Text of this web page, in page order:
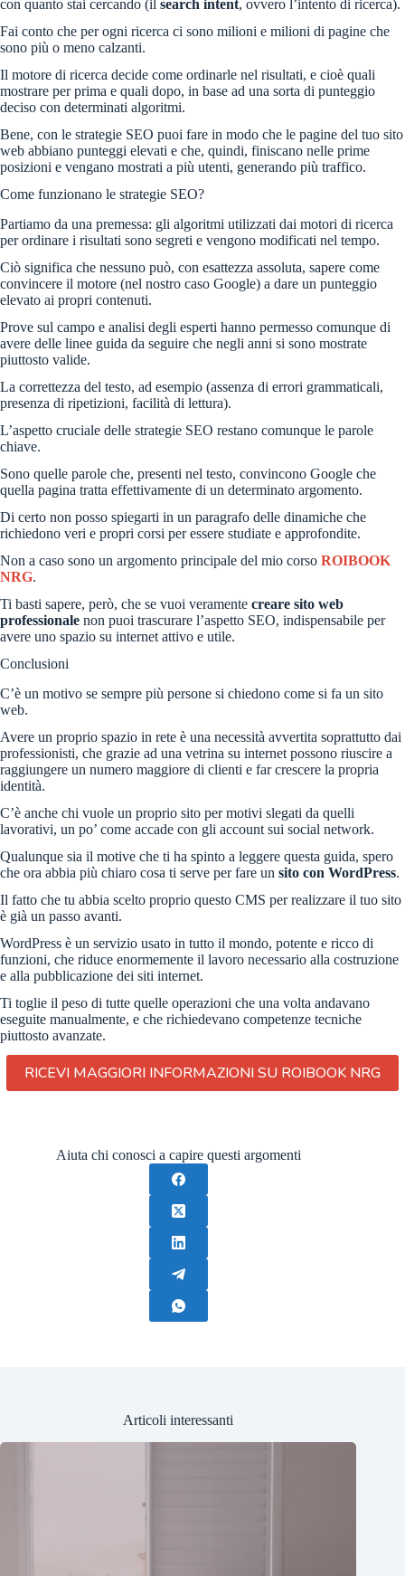
con quanto stai cercando (il search intent, ovvero l’intento di ricerca).
Fai conto che per ogni ricerca ci sono milioni e milioni di pagine che
sono più o meno calzanti.
Il motore di ricerca decide come ordinarle nel risultati, e cioè quali
mostrare per prima e quali dopo, in base ad una sorta di punteggio
deciso con determinati algoritmi.
Bene, con le strategie SEO puoi fare in modo che le pagine del tuo sito
web abbiano punteggi elevati e che, quindi, finiscano nelle prime
posizioni e vengano mostrati a più utenti, generando più traffico.
Come funzionano le strategie SEO?
Partiamo da una premessa: gli algoritmi utilizzati dai motori di ricerca
per ordinare i risultati sono segreti e vengono modificati nel tempo.
Ciò significa che nessuno può, con esattezza assoluta, sapere come
convincere il motore (nel nostro caso Google) a dare un punteggio
elevato ai propri contenuti.
Prove sul campo e analisi degli esperti hanno permesso comunque di
avere delle linee guida da seguire che negli anni si sono mostrate
piuttosto valide.
La correttezza del testo, ad esempio (assenza di errori grammaticali,
presenza di ripetizioni, facilità di lettura).
L’aspetto cruciale delle strategie SEO restano comunque le parole
chiave.
Sono quelle parole che, presenti nel testo, convincono Google che
quella pagina tratta effettivamente di un determinato argomento.
Di certo non posso spiegarti in un paragrafo delle dinamiche che
richiedono veri e propri corsi per essere studiate e approfondite.
Non a caso sono un argomento principale del mio corso ROIBOOK
NRG.
Ti basti sapere, però, che se vuoi veramente creare sito web
professionale non puoi trascurare l’aspetto SEO, indispensabile per
avere uno spazio su internet attivo e utile.
Conclusioni
C’è un motivo se sempre più persone si chiedono come si fa un sito
web.
Avere un proprio spazio in rete è una necessità avvertita soprattutto dai
professionisti, che grazie ad una vetrina su internet possono riuscire a
raggiungere un numero maggiore di clienti e far crescere la propria
identità.
C’è anche chi vuole un proprio sito per motivi slegati da quelli
lavorativi, un po’ come accade con gli account sui social network.
Qualunque sia il motive che ti ha spinto a leggere questa guida, spero
che ora abbia più chiaro cosa ti serve per fare un sito con WordPress.
Il fatto che tu abbia scelto proprio questo CMS per realizzare il tuo sito
è già un passo avanti.
WordPress è un servizio usato in tutto il mondo, potente e ricco di
funzioni, che riduce enormemente il lavoro necessario alla costruzione
e alla pubblicazione dei siti internet.
Ti toglie il peso di tutte quelle operazioni che una volta andavano
eseguite manualmente, e che richiedevano competenze tecniche
piuttosto avanzate.
RICEVI MAGGIORI INFORMAZIONI SU ROIBOOK NRG
Aiuta chi conosci a capire questi argomenti
Articoli interessanti